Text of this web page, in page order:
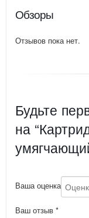
Обзоры
Отзывов пока нет.
Будьте
на
Ваша оценка
Ваш отзыв *